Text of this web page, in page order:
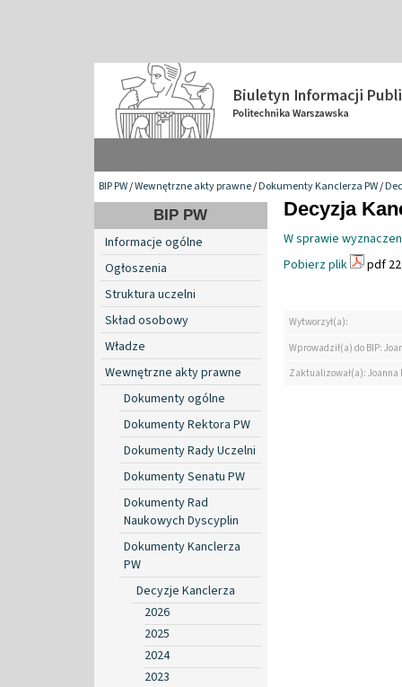
BIP PW/Wewnętrzne akty prawne/Dokumenty Kanclerza PW/
BIP PW
Informacje ogólne
Ogłoszenia
Struktura uczelni
Skład osobowy
Władze
Wewnętrzne akty prawne
Dokumenty ogólne
Dokumenty Rektora PW
Dokumenty Rady Uczelni
Dokumenty Senatu PW
Dokumenty Rad
Naukowych Dyscyplin
Dokumenty Kanclerza
PW
Decyzje Kanclerza
2026
2025
2024
2023
Decyzja
W sprawie
Pobierz plik
pdf
Wytworzył(a):
Wprowadził(a) do BIP:
Zaktualizował(a):